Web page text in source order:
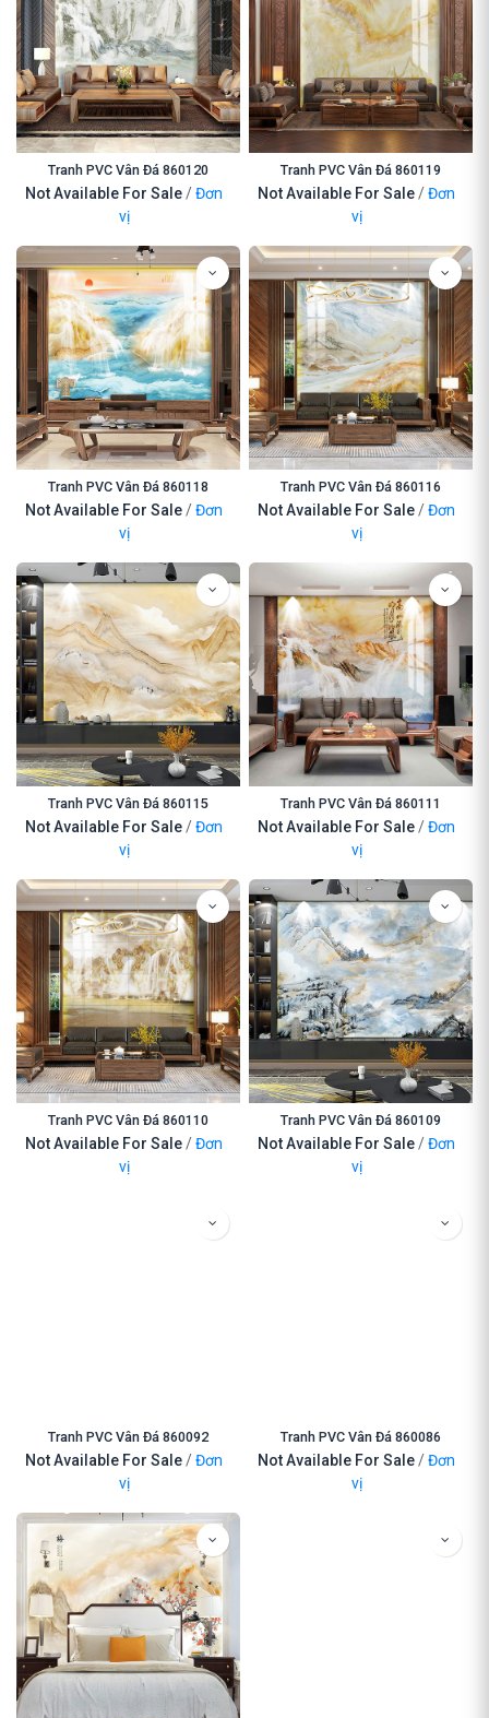
Tranh PVC Vân Đá 860120
Not Available For Sale/Đơn
vị
Tranh PVC Vân Đá 860119
Not Available For Sale/Đơn
vị
Tranh PVC Vân Đá 860118
Not Available For Sale/Đơn
vị
Tranh PVC Vân Đá 860116
Not Available For Sale/Đơn
vị
Tranh PVC Vân Đá 860115
Not Available For Sale/Đơn
vị
Tranh PVC Vân Đá 860111
Not Available For Sale/Đơn
vị
Tranh PVC Vân Đá 860110
Not Available For Sale/Đơn
vị
Tranh PVC Vân Đá 860109
Not Available For Sale/Đơn
vị
Tranh PVC Vân Đá 860092
Not Available For Sale/Đơn
vị
Tranh PVC Vân Đá 860086
Not Available For Sale/Đơn
vị